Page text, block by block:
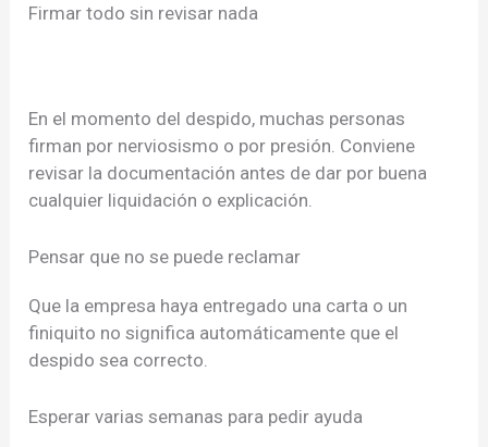
Firmar todo sin revisar nada
En el momento del despido, muchas personas
firman por nerviosismo o por presión. Conviene
revisar la documentación antes de dar por buena
cualquier liquidación o explicación.
Pensar que no se puede reclamar
Que la empresa haya entregado una carta o un
finiquito no significa automáticamente que el
despido sea correcto.
Esperar varias semanas para pedir ayuda